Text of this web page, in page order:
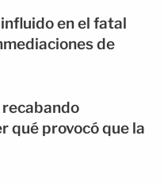
en el fatal
de
qué provocó que la